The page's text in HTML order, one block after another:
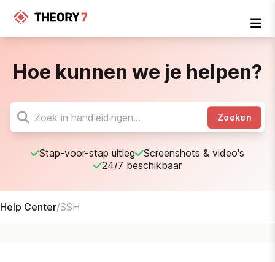
Hoe kunnen we je helpen?
Zoeken
Stap-voor-stap uitleg
Screenshots & video's
24/7 beschikbaar
Help Center/SSH